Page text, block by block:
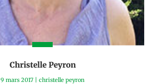
Christelle Peyron
9 mars 2017 | christelle peyron